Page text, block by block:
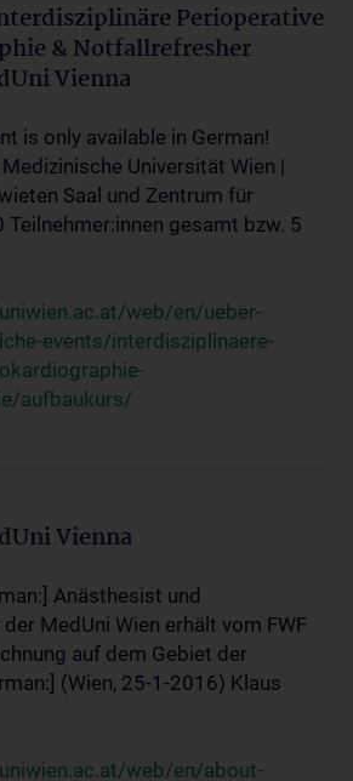
Perioperative
& Notfallrefresher
Vienna
is only available in German!
Universität Wien |
Saal und Zentrum für
gesamt bzw. 5
web/en/ueber-
events/interdisziplinaere-
aufbaukurs/
Vienna
Anästhesist und
MedUni Wien erhält vom FWF
auf dem Gebiet der
(Wien, 25-1-2016) Klaus
web/en/about-